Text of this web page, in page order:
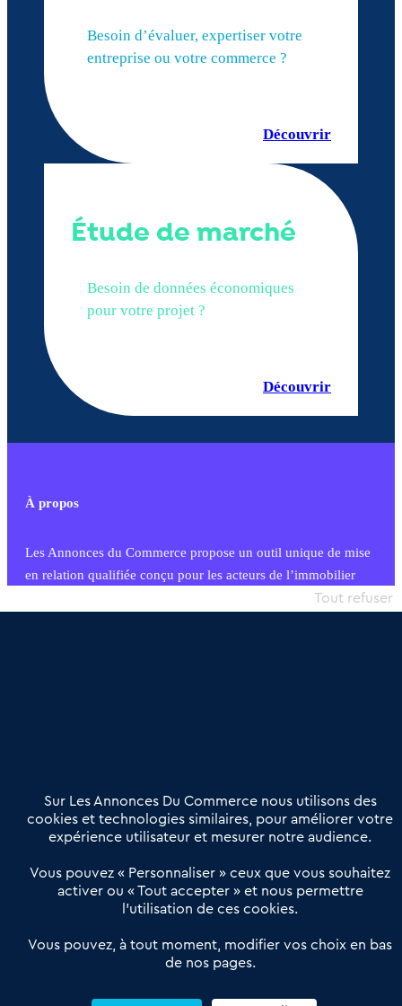
Besoin d’évaluer, expertiser votre
entreprise ou votre commerce ?
Découvrir
Étude de marché
Besoin de données économiques
pour votre projet ?
Découvrir
À propos
Les Annonces du Commerce propose un outil unique de mise
en relation qualifiée conçu pour les acteurs de l’immobilier
commercial et les collectivités territoriales, simple et intégrant
Offres Pro
Actualités
Qui sommes nous ?
Derniers articles
Réseau 3C : un partenaire national dédié aux transactions
Petitscommerces : Un partenariat au service du commerce de
proximité et des territoires
Sur Les Annonces Du Commerce nous utilisons des
cookies et technologies similaires, pour améliorer votre
expérience utilisateur et mesurer notre audience.
Vous pouvez « Personnaliser » ceux que vous souhaitez
activer ou « Tout accepter » et nous permettre
l’utilisation de ces cookies.
Vous pouvez, à tout moment, modifier vos choix en bas
de nos pages.
Tout refuser